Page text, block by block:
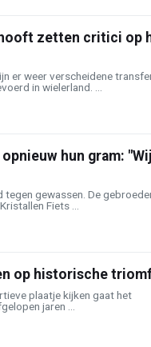
zetten critici op
er weer verscheidene
in wielerland. ...
hun gram:
tegen gewassen. De
Fiets ...
op historische triomf
plaatje kijken gaat het
jaren ...